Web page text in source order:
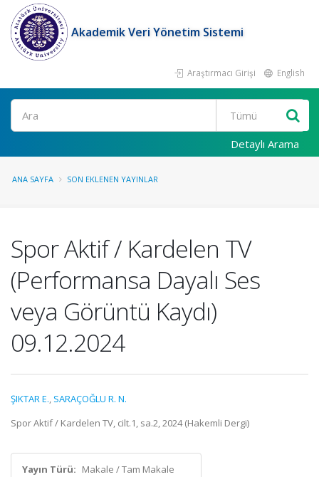
Akademik Veri Yönetim Sistemi
Araştırmacı Girişi English
Ara
Detaylı Arama
ANA SAYFA SON EKLENEN YAYINLAR
Spor Aktif / Kardelen TV
(Performansa Dayalı Ses
veya Görüntü Kaydı)
09.12.2024
ŞIKTAR E., SARAÇOĞLU R. N.
Spor Aktif / Kardelen TV, cilt.1, sa.2, 2024 (Hakemli Dergi)
Yayın Türü: Makale / Tam Makale